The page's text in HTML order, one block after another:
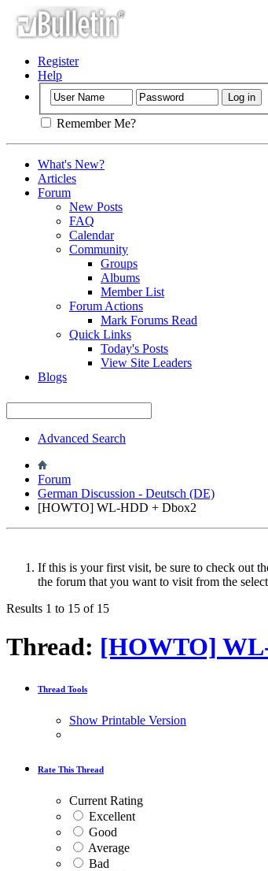
Register
Help
Remember Me?
What's New?
Articles
Forum
New Posts
FAQ
Calendar
Community
Groups
Albums
Member List
Forum Actions
Mark Forums Read
Quick Links
Today's Posts
View Site Leaders
Blogs
Advanced Search
Forum
German Discussion - Deutsch (DE)
[HOWTO] WL-HDD + Dbox2
If this is your first visit, be sure to check out
the forum that you want to visit from the
Results 1 to 15 of 15
Thread: [HOWTO]
Thread Tools
Show Printable Version
Rate This Thread
Current Rating
Excellent
Good
Average
Bad